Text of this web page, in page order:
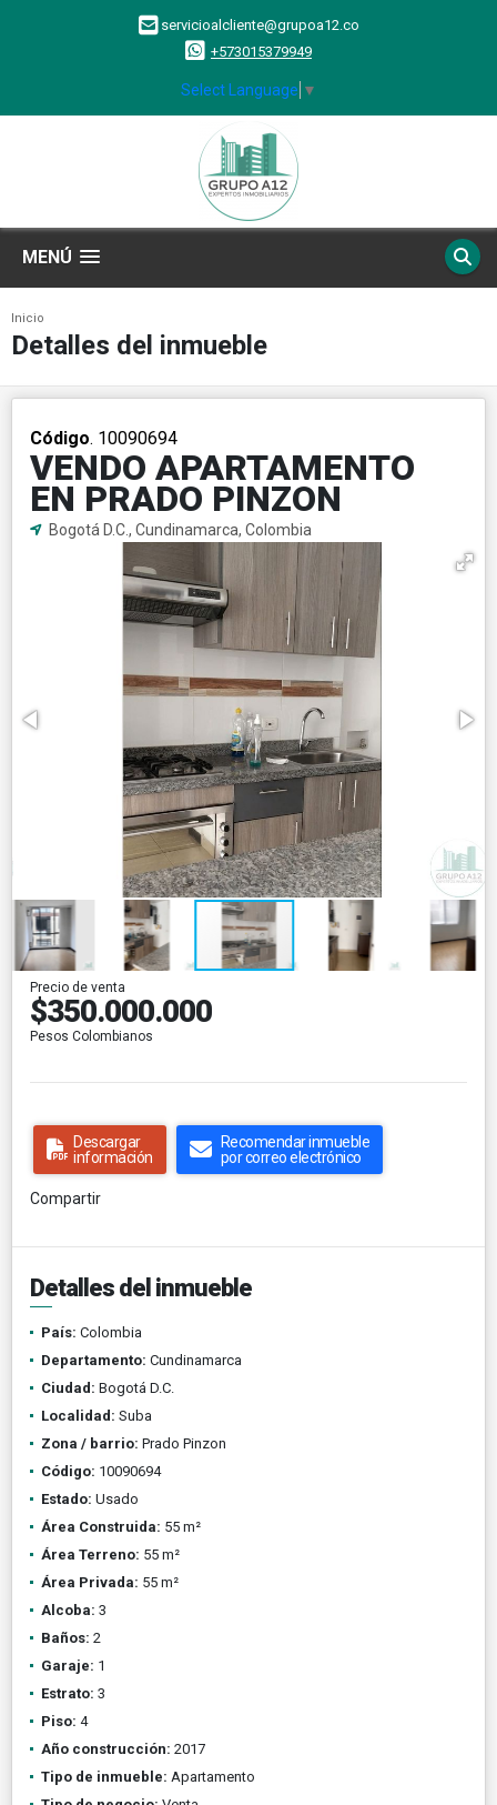
servicioalcliente@grupoa12.co
+573015379949
Select Language ▼
MENÚ
Inicio
Detalles del inmueble
Código. 10090694
VENDO APARTAMENTO
EN PRADO PINZON
Bogotá D.C., Cundinamarca, Colombia
Precio de venta
$350.000.000
Pesos Colombianos
Descargar
información
Recomendar inmueble
por correo electrónico
Compartir
Detalles del inmueble
País: Colombia
Departamento: Cundinamarca
Ciudad: Bogotá D.C.
Localidad: Suba
Zona / barrio: Prado Pinzon
Código: 10090694
Estado: Usado
Área Construida: 55 m²
Área Terreno: 55 m²
Área Privada: 55 m²
Alcoba: 3
Baños: 2
Garaje: 1
Estrato: 3
Piso: 4
Año construcción: 2017
Tipo de inmueble: Apartamento